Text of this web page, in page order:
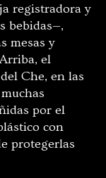
registradora y
bebidas—,
mesas y
el
Che, en las
por el
con
protegerlas